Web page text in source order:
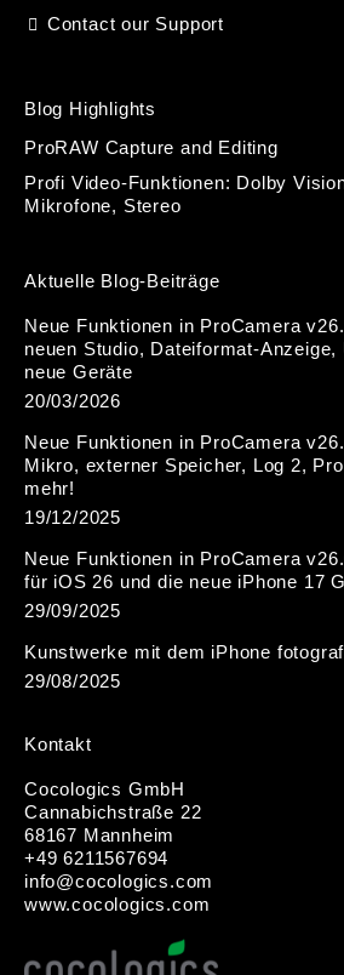
Contact our Support
Blog Highlights
ProRAW Capture and Editing
Profi Video-Funktionen: Dolby
Mikrofone, Stereo
Aktuelle Blog-Beiträge
Neue Funktionen in ProCamera
neuen Studio, Dateiformat-
neue Geräte
20/03/2026
Neue Funktionen in ProCamera
Mikro, externer Speicher, Log 2,
mehr!
19/12/2025
Neue Funktionen in ProCamera
für iOS 26 und die neue iPhone 17
29/09/2025
Kunstwerke mit dem iPhone
29/08/2025
Kontakt
Cocologics GmbH
Cannabichstraße 22
68167 Mannheim
+49 6211567694
info@cocologics.com
www.cocologics.com